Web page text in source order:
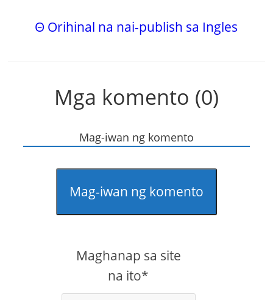
Θ Orihinal na nai-publish sa Ingles
Mga komento (0)
Mag-iwan ng komento
Mag-iwan ng komento
Maghanap sa site
na ito*